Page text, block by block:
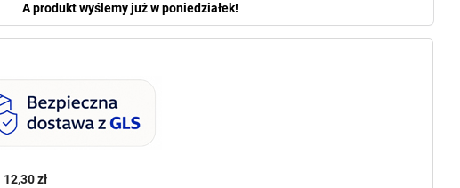
12,30 zł
A produkt wyślemy już w poniedziałek!